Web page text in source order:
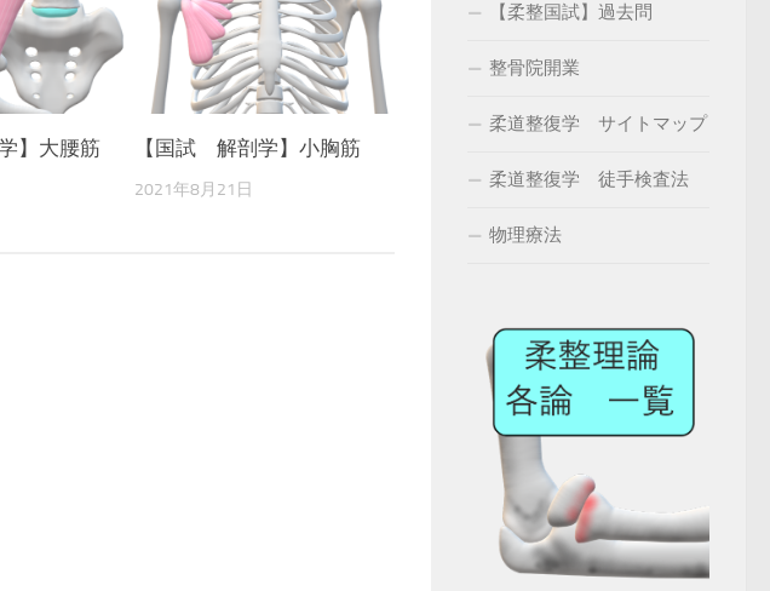
】大腰筋 【国試 解剖学】小胸筋
2021年8月21日
【柔整国試】過去問
整骨院開業
柔道整復学 サイトマップ
柔道整復学 徒手検査法
物理療法